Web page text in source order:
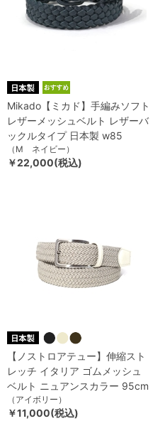
Mikado【ミカド】手編みソフト
レザーメッシュベルト レザーバ
ックルタイプ 日本製 w85
（M ネイビー）
￥22,000(税込)
【ノストロアテュー】伸縮スト
レッチ イタリア ゴムメッシュ
ベルト ニュアンスカラー 95cm
（アイボリー）
￥11,000(税込)